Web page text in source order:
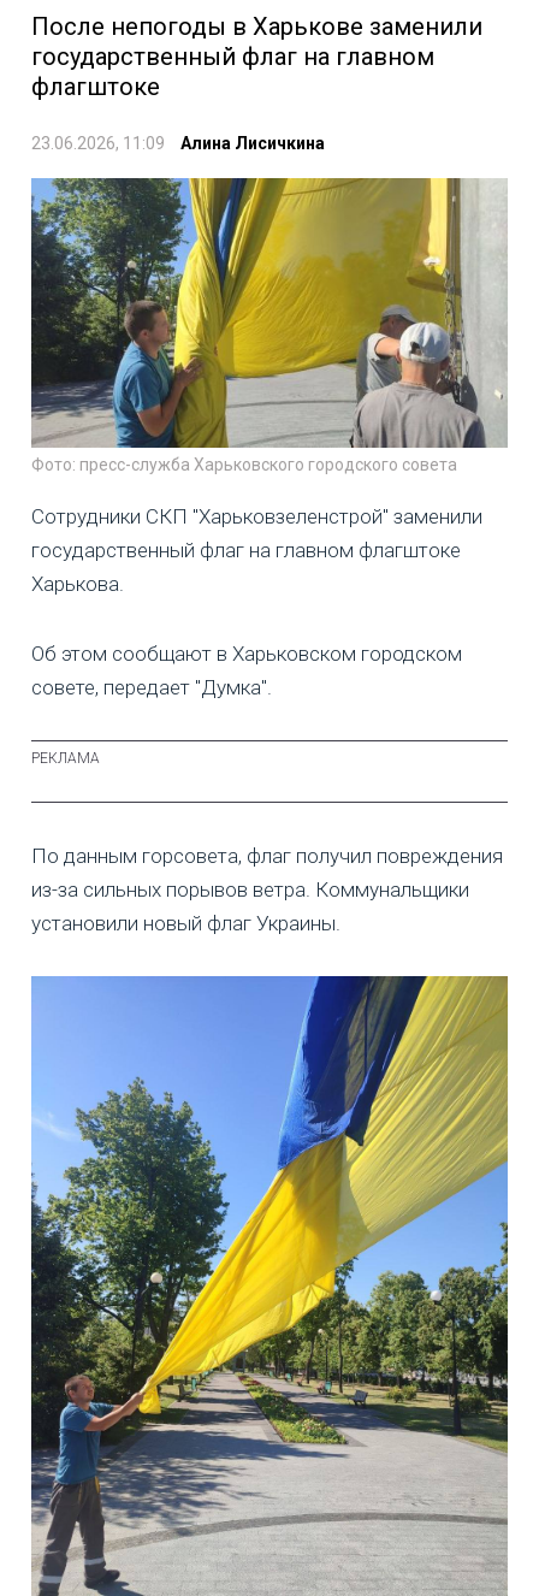
После непогоды в Харькове заменили
государственный флаг на главном
флагштоке
23.06.2026, 11:09 Алина Лисичкина
Фото: пресс-служба Харьковского городского совета
Сотрудники СКП "Харьковзеленстрой" заменили
государственный флаг на главном флагштоке
Харькова.
Об этом сообщают в Харьковском городском
совете, передает "Думка".
По данным горсовета, флаг получил повреждения
из-за сильных порывов ветра. Коммунальщики
установили новый флаг Украины.